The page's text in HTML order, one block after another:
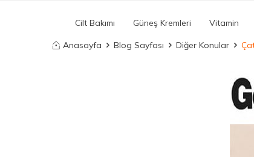
Cilt Bakımı Güneş Kremleri Vitamin
Anasayfa Blog Sayfası Diğer Konular